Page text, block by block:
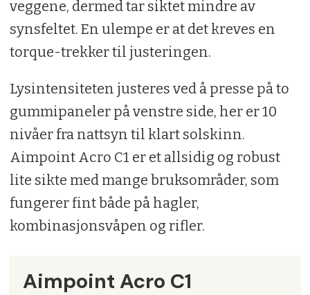
veggene, dermed tar siktet mindre av
synsfeltet. En ulempe er at det kreves en
torque-trekker til justeringen.
Lysintensiteten justeres ved å presse på to
gummipaneler på venstre side, her er 10
nivåer fra nattsyn til klart solskinn.
Aimpoint Acro C1 er et allsidig og robust
lite sikte med mange bruksområder, som
fungerer fint både på hagler,
kombinasjonsvåpen og rifler.
Aimpoint Acro C1